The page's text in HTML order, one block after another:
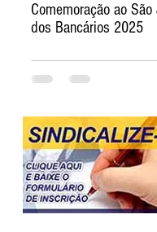
Comemoração ao São
dos Bancários 2025